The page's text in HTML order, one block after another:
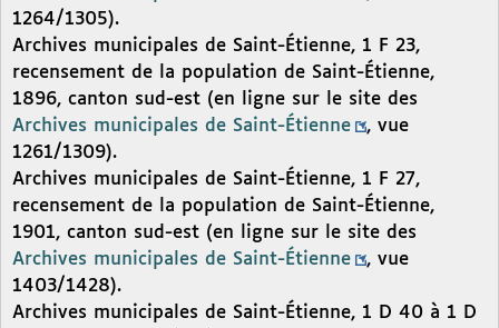
1264/1305).
Archives municipales de Saint-Étienne, 1 F 23,
recensement de la population de Saint-Étienne,
1896, canton sud-est (en ligne sur le site des
Archives municipales de Saint-Étienne
, vue
1261/1309).
Archives municipales de Saint-Étienne, 1 F 27,
recensement de la population de Saint-Étienne,
1901, canton sud-est (en ligne sur le site des
Archives municipales de Saint-Étienne
, vue
1403/1428).
Archives municipales de Saint-Étienne, 1 D 40 à 1 D